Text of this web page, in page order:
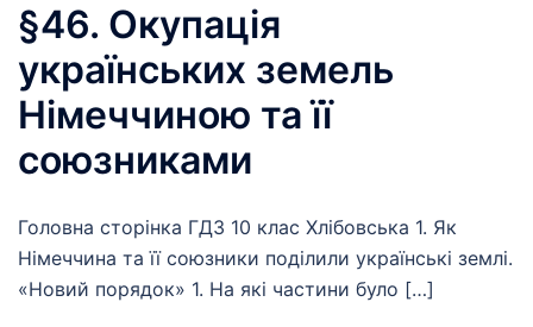
§46. Окупація
українських земель
Німеччиною та її
союзниками
Головна сторінка ГДЗ 10 клас Хлібовська 1. Як
Німеччина та її союзники поділили українські землі.
«Новий порядок» 1. На які частини було […]